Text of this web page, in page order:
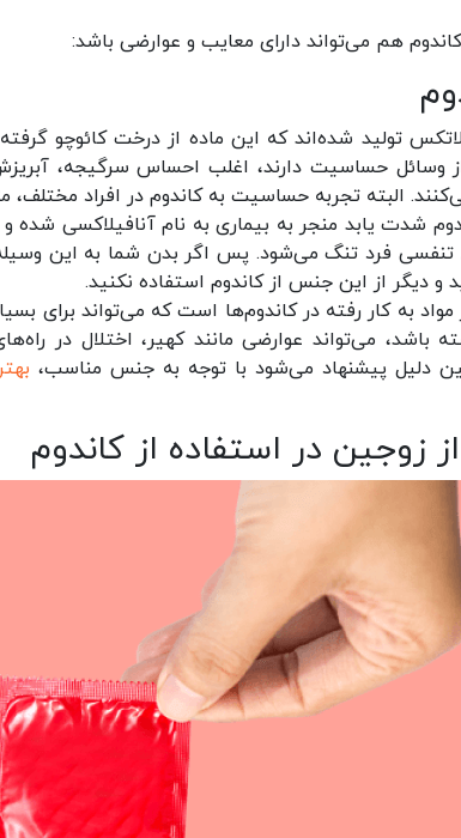
هم می‌تواند دارای معایب و عوارضی باشد:
تولید شده‌اند که این ماده از درخت کائوچو
وسائل حساسیت دارند، اغلب احساس سرگیجه،
البته تجربه حساسیت به کاندوم در افراد
شدت یابد منجر به بیماری به نام آنافیلاکسی شده
تنفسی فرد تنگ می‌شود. پس اگر بدن شما به این
و دیگر از این جنس از کاندوم استفاده نکنید.
مواد به کار رفته در کاندوم‌ها است که می‌تواند برای
باشد، می‌تواند عوارضی مانند کهیر، اختلال در
دلیل پیشنهاد می‌شود با توجه به جنس مناسب،
زوجین در استفاده از کاندوم